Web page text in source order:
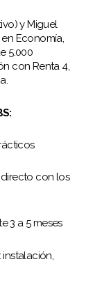
y Miguel
Economía,
5.000
con Renta 4,
con los
3 a 5 meses
instalación,